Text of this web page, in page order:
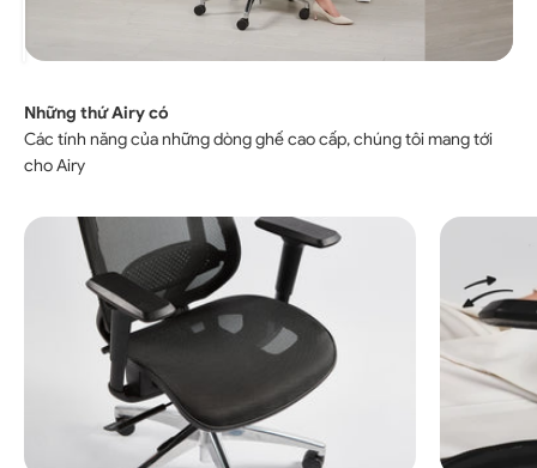
Các tính năng của những dòng ghế cao cấp, chúng tôi mang tới
cho Airy